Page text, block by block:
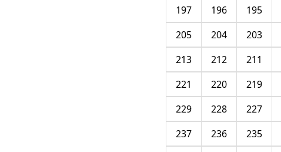
195
196
197
203
204
205
211
212
213
219
220
221
227
228
229
235
236
237